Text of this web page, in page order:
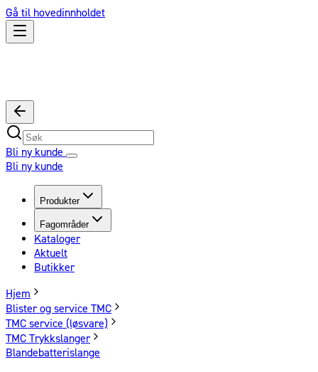
Gå til hovedinnholdet
Bli ny kunde
Bli ny kunde
Produkter
Fagområder
Kataloger
Aktuelt
Butikker
Hjem
Blister og service TMC
TMC service (løsvare)
TMC Trykkslanger
Blandebatterislange